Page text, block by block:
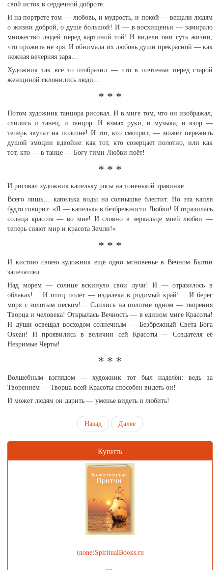
свой исток в сердечной доброте.
И на портрете том — любовь, и мудрость, и покой — вещали людям
о жизни доброй, о душе большой! И — в восхищеньи — замирало
множество людей перед картиной той! И видели они суть жизни,
что прожита не зря. И обнимала их любовь души прекрасной — как
нежная вечерняя заря…
Художник так всё то отобразил — что в почтеньи перед старой
женщиной склонились люди…
* * *
Потом художник танцора рисовал. И в миге том, что он изображал,
слились и танец, и танцор. И взмах руки, и музыка, и взор —
теперь звучат на полотне! И тот, кто смотрит, — может пережить
душой эмоции вдвойне: как тот, кто созерцает полотно, или как
тот, кто — в танце — Богу гимн Любви поёт!
* * *
И рисовал художник капельку росы на тоненькой травинке.
Всего лишь… капелька воды на солнышке блестит. Но эта капля
будто говорит: «Я — капелька в безбрежности Любви! И отразилась
солнца красота — во мне! И словно в зеркальце моей любви —
теперь сияют мир и красота Земли!»
* * *
И кистию своею художник ещё одно мгновенье в Вечном Бытии
запечатлел:
Над морем — солнце вскинуло свои лучи! И — отразилось в
облаках!… И птиц полёт — издалека в родимый край!… И берег
моря с золотым песком!… Слились на полотне одном — творения
Творца и человека! Открылась Вечность — в едином миге Красоты!
И дýши освещал восходом солнечным — Безбрежный Света Бога
Океан! И проявились в величии сей Красоты — Создателя её
Незримые Черты!
* * *
Волшебным взглядом — художник тот был наделён: ведь за
Творением — Творца всей Красоты способен видеть он!
И может людям он дарить — уменье видеть и любить!
Назад Далее
Купить
(none)SpiritualBooks.ru